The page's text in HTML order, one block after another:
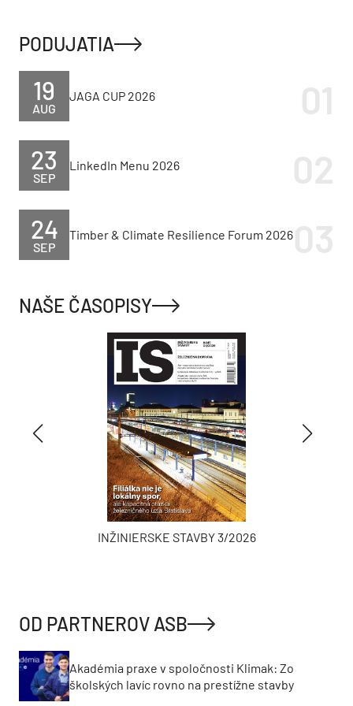
PODUJATIA
AUG
19 JAGA CUP 2026
SEP
23 LinkedIn Menu 2026
SEP
24 Timber & Climate Resilience Forum 2026
NAŠE ČASOPISY
INŽINIERSKE STAVBY 3/2026
OD PARTNEROV ASB
Akadémia praxe v spoločnosti Klimak: Zo
školských lavíc rovno na prestížne stavby